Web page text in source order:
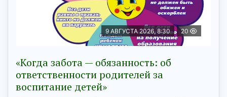
9 АВГУСТА 2026, 8:30 20
«Когда забота — обязанность: об
ответственности родителей за
воспитание детей»